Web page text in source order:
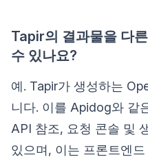
Tapir의 결과물을 다
수 있나요?
예. Tapir가 생성하는
니다. 이를 Apidog와 같
API 참조, 요청 콘솔 및
있으며, 이는 프론트엔